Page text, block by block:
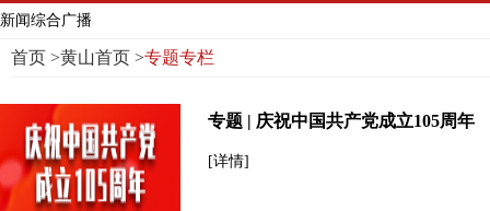
新闻综合广播
首页>黄山首页>专题专栏
专题 | 庆祝中国共产党成立105周年
[详情]